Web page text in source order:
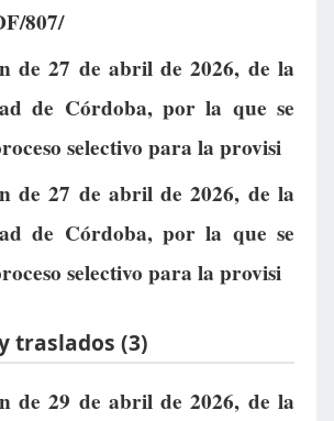
807/
de 27 de abril de 2026, de la
de Córdoba, por la que se
selectivo para la provisi
de 27 de abril de 2026, de la
de Córdoba, por la que se
selectivo para la provisi
traslados (3)
de 29 de abril de 2026, de la